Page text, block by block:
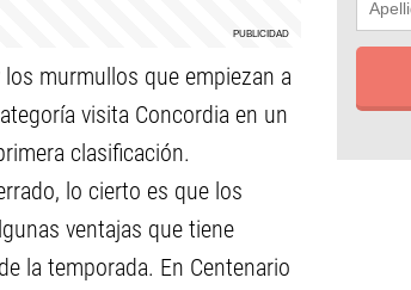
murmullos que empiezan a
visita Concordia en un
clasificación.
lo cierto es que los
ventajas que tiene
la temporada. En Centenario